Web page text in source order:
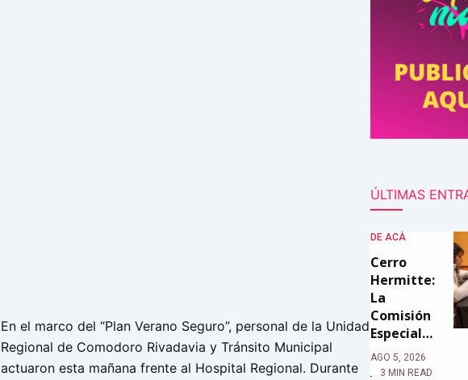
En el marco del “Plan Verano Seguro”, personal de la Unidad
Regional de Comodoro Rivadavia y Tránsito Municipal
actuaron esta mañana frente al Hospital Regional. Durante
ÚLTIMAS
DE ACÁ
Cerro
Hermitte:
La
Comisión
Especial…
AGO 5, 2026
3 MIN READ